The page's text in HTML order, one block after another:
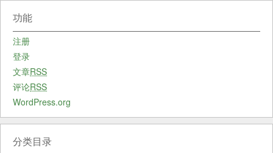
功能
注册
登录
文章RSS
评论RSS
WordPress.org
分类目录